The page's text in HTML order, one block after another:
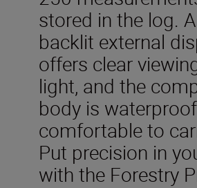
stored in the log.
backlit external
offers clear
light, and the
body is
comfortable to
Put precision in
with the Forestry